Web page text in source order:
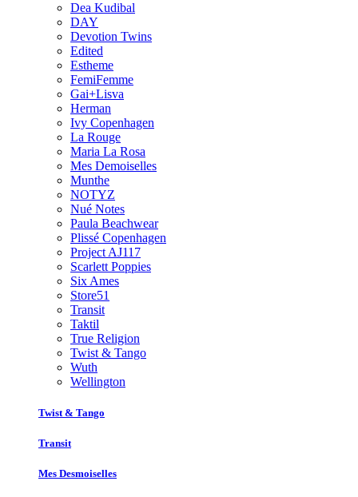
Dea Kudibal
DAY
Devotion Twins
Edited
Estheme
FemiFemme
Gai+Lisva
Herman
Ivy Copenhagen
La Rouge
Maria La Rosa
Mes Demoiselles
Munthe
NOTYZ
Nué Notes
Paula Beachwear
Plissé Copenhagen
Project AJ117
Scarlett Poppies
Six Ames
Store51
Transit
Taktil
True Religion
Twist & Tango
Wuth
Wellington
Twist & Tango
Transit
Mes Desmoiselles